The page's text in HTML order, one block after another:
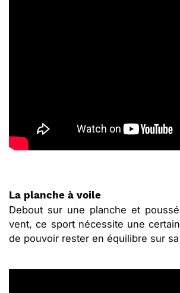
La planche à voile
Debout sur une planche et
vent, ce sport nécessite une
de pouvoir rester en équilibre sur